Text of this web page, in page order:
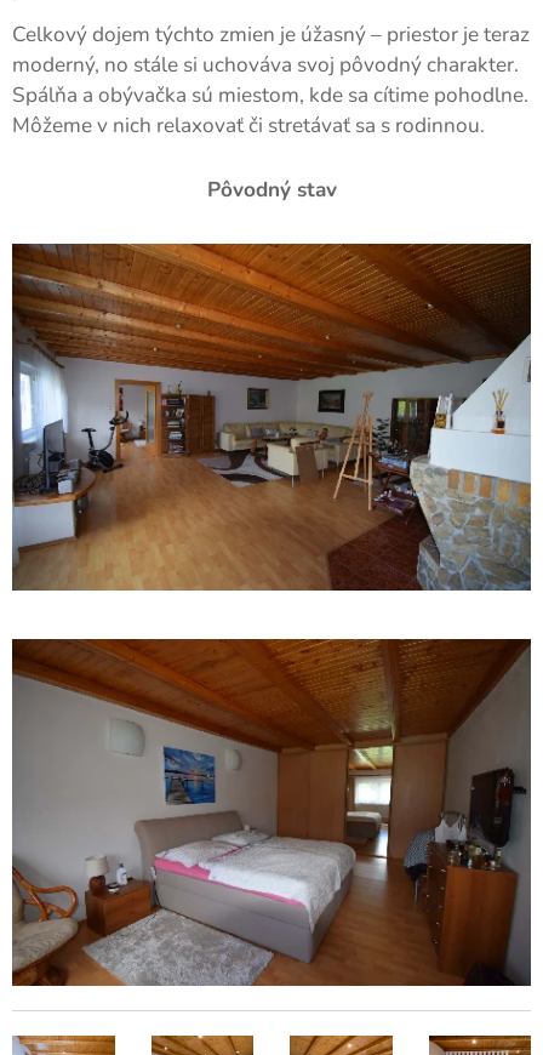
Celkový dojem týchto zmien je úžasný – priestor je teraz
moderný, no stále si uchováva svoj pôvodný charakter.
Spálňa a obývačka sú miestom, kde sa cítime pohodlne.
Môžeme v nich relaxovať či stretávať sa s rodinnou.
Pôvodný stav